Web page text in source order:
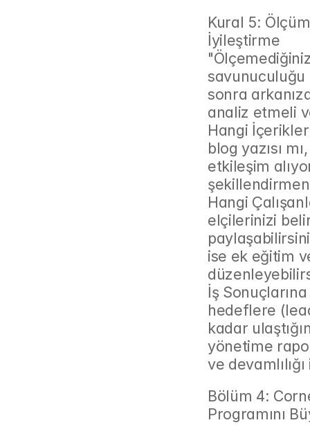
Kural 5:
İyileştirme
savunuculuğu
sonra
analiz etmeli
Hangi
blog yazısı
etkileşim
Hangi
elçilerinizi
ise ek eğitim
İş
hedeflere
kadar
yönetime
ve
Bölüm 4:
Programını